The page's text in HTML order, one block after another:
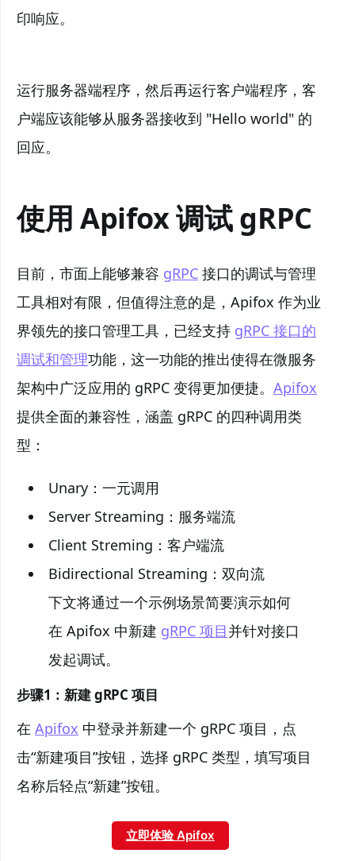
印响应。
运行服务器端程序，然后再运行客户端程序，客
户端应该能够从服务器接收到 "Hello world" 的
回应。
使用 Apifox 调试 gRPC
目前，市面上能够兼容 gRPC 接口的调试与管理
工具相对有限，但值得注意的是，Apifox 作为业
界领先的接口管理工具，已经支持 gRPC 接口的
调试和管理功能，这一功能的推出使得在微服务
架构中广泛应用的 gRPC 变得更加便捷。 Apifox
提供全面的兼容性，涵盖 gRPC 的四种调用类
型：
Unary：一元调用
Server Streaming：服务端流
Client Streming：客户端流
Bidirectional Streaming：双向流
下文将通过一个示例场景简要演示如何
在 Apifox 中新建 gRPC 项目并针对接口
发起调试。
步骤1：新建 gRPC 项目
在 Apifox 中登录并新建一个 gRPC 项目，点
击“新建项目”按钮，选择 gRPC 类型，填写项目
名称后轻点“新建”按钮。
立即体验 Apifox